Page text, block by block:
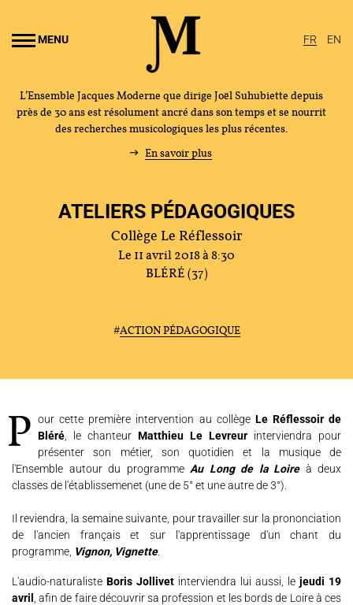
MENU FR EN
AGENDA
PROGRAMMES
MÉDIATION CULTURELLE
DISCOGRAPHIE
Nous soutenir Vidéos
Actualités
L’Ensemble Jacques Moderne que dirige Joël Suhubiette depuis
près de 30 ans est résolument ancré dans son temps et se nourrit
des recherches musicologiques les plus récentes.
En savoir plus
ATELIERS PÉDAGOGIQUES
Collège Le Réflessoir
Le 11 avril 2018 à 8:30
BLÉRÉ (37)
#ACTION PÉDAGOGIQUE
Pour cette première intervention au collège Le Réflessoir de
Bléré , le chanteur Matthieu Le Levreur interviendra pour
présenter son métier, son quotidien et la musique de
l'Ensemble autour du programme Au Long de la Loireà deux
classes de l'établissemenet (une de 5° et une autre de 3°).
Il reviendra, la semaine suivante, pour travailler sur la prononciation
de l'ancien français et sur l'apprentissage d'un chant du
programme, Vignon, Vignette.
L'audio-naturaliste Boris Jollivet interviendra lui aussi, le jeudi 19
avril
, afin de faire découvrir sa profession et les bords de Loire à ces